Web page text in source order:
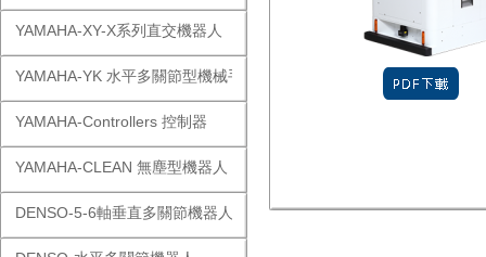
YAMAHA-XY-X系列直交機器人
YAMAHA-YK 水平多關節型機械手
YAMAHA-Controllers 控制器
YAMAHA-CLEAN 無塵型機器人
DENSO-5-6軸垂直多關節機器人